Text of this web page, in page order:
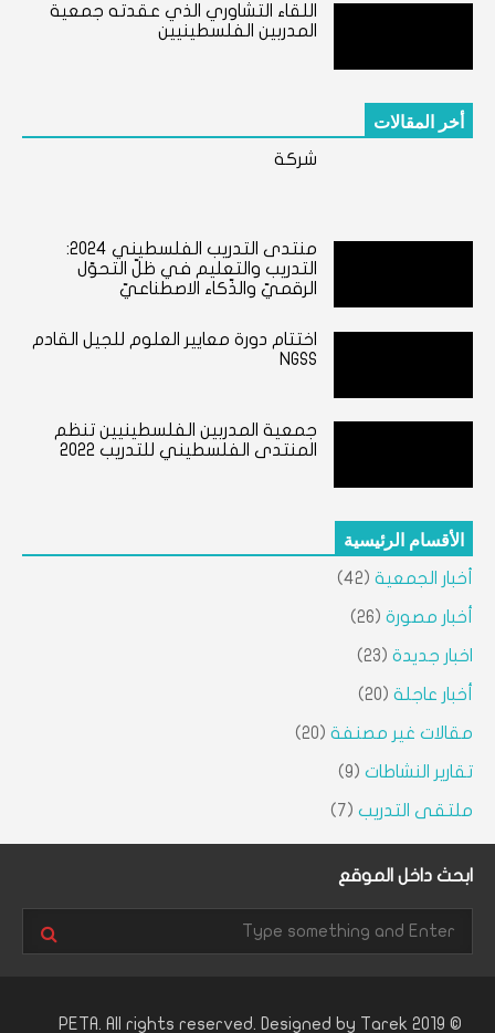
اللقاء التشاوري الذي عقدته جمعية
المدربين الفلسطينيين
أخر المقالات
شركة
منتدى التدريب الفلسطيني ٢٠٢٤:
التدريب والتعليم في ظلّ التحوّل
الرقميّ والذّكاء الاصطناعيّ
اختتام دورة معايير العلوم للجيل القادم
NGSS
جمعية المدربين الفلسطينيين تنظم
المنتدى الفلسطيني للتدريب 2022
الأقسام الرئيسية
أخبار الجمعية (42)
أخبار مصورة (26)
اخبار جديدة (23)
أخبار عاجلة (20)
مقالات غير مصنفة (20)
تقارير النشاطات (9)
ملتقى التدريب (7)
ابحث داخل الموقع
© 2019 PETA. All rights reserved. Designed by
Tarek